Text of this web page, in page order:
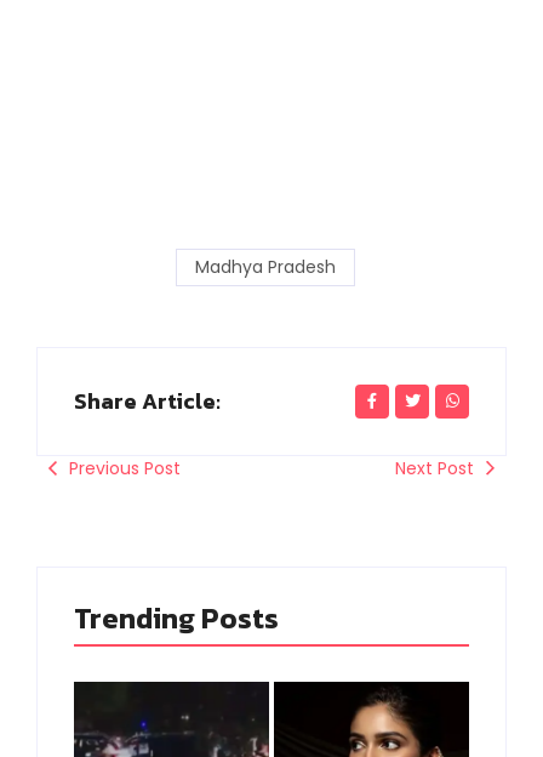
Madhya Pradesh
Share Article:
Previous Post Next Post
Trending Posts